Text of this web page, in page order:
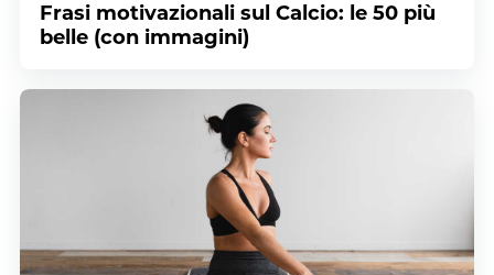
Frasi motivazionali sul Calcio: le 50 più
belle (con immagini)